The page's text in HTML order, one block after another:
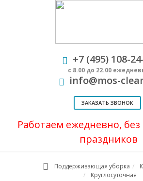
+7 (495) 108-
с 8.00 до 22.00
info@mos-
ЗАКАЗАТЬ ЗВОНОК
Работаем ежедневно,
праздников
Поддерживающая уборка
Круглосуточная